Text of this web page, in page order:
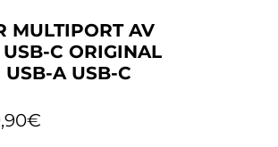
MULTIPORT AV
C ORIGINAL
A USB-C